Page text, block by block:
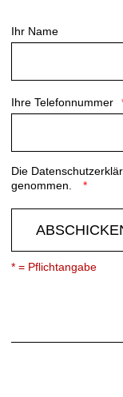
Ihr Name
Ihre Telefonnummer
Die
genommen.
* = Pflichtangabe